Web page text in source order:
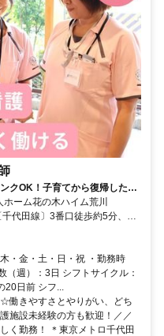
クOK！子育てから復帰したス
ーム花の木ハイム荒川
代田線〕3番口徒歩約5分、京
町屋二丁目徒歩約6分
・金・土・日・祝 ・勤務時
（週）：3日 シフトサイクル：
日前 シフ...
働きやすさとやりがい、どち
施設未経験の方も歓迎！／／
く勤務！ ＊東京メトロ千代田